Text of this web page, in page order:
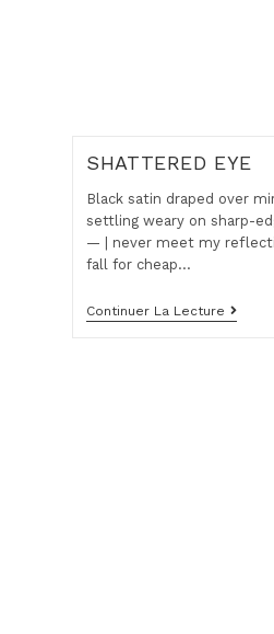
SHATTERED EYE
Black satin draped over
settling weary on sharp-
— | never meet my
fall for cheap…
Continuer La Lecture